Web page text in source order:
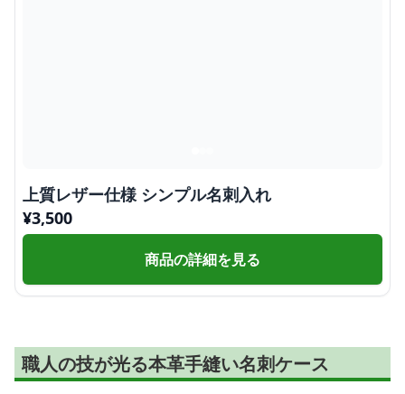
上質レザー仕様 シンプル名刺入れ
¥3,500
商品の詳細を見る
職人の技が光る本革手縫い名刺ケース